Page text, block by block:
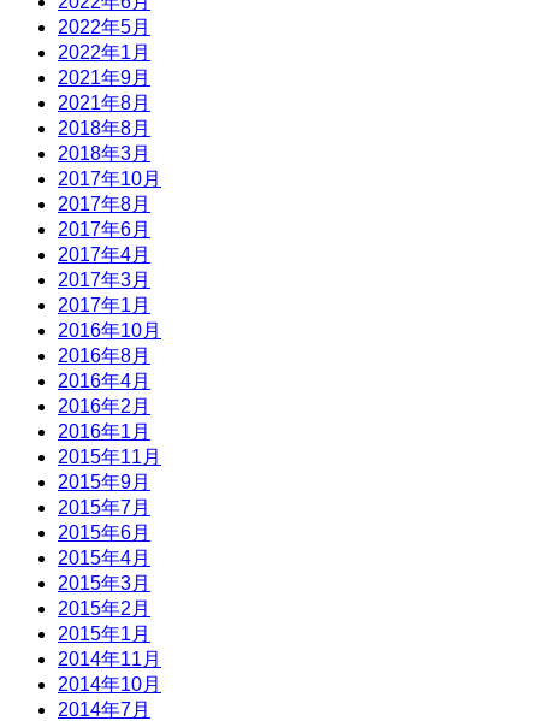
2022年5月
2022年1月
2021年9月
2021年8月
2018年8月
2018年3月
2017年10月
2017年8月
2017年6月
2017年4月
2017年3月
2017年1月
2016年10月
2016年8月
2016年4月
2016年2月
2016年1月
2015年11月
2015年9月
2015年7月
2015年6月
2015年4月
2015年3月
2015年2月
2015年1月
2014年11月
2014年10月
2014年7月